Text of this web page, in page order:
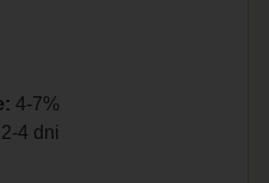
4-7%
2-4 dni